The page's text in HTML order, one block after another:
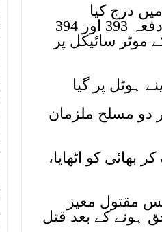
درج کیا
گیامقدمہ الزام نمبر 375/25 لوت کی مزاحمت پر زخمی کیے جانے کی دفعہ 393 اور 394
موٹر سائیکل پر
ہوٹل پر گیا
دو مسلح ملزمان
بھائی کو اٹھایا،
مقتول معیز
ہونے کے بعد قتل